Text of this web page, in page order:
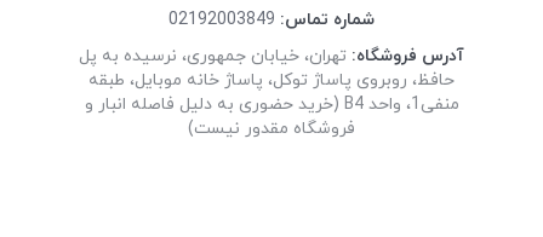
شماره تماس: 02192003849
آدرس فروشگاه: تهران، خیابان جمهوری، نرسیده به پل
حافظ، روبروی پاساژ توکل، پاساژ خانه موبایل، طبقه
منفی1، واحد B4 (خرید حضوری به دلیل فاصله انبار و
فروشگاه مقدور نیست)